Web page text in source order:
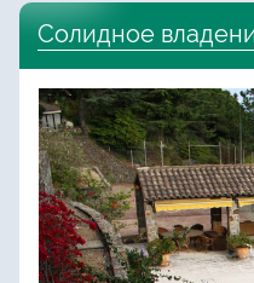
Солидное